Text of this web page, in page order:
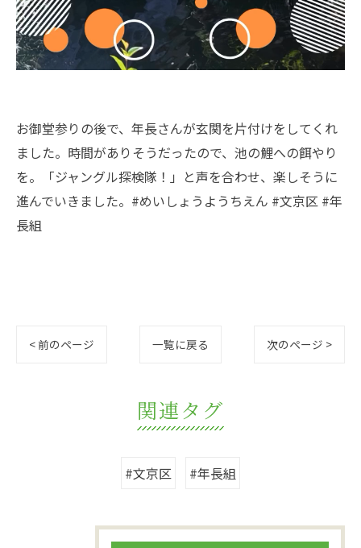
お御堂参りの後で、年長さんが玄関を片付けをしてくれ
ました。時間がありそうだったので、池の鯉への餌やり
を。「ジャングル探検隊！」と声を合わせ、楽しそうに
進んでいきました。#めいしょうようちえん #文京区 #年
長組
< 前のページ 一覧に戻る 次のページ >
関連タグ
#文京区 #年長組